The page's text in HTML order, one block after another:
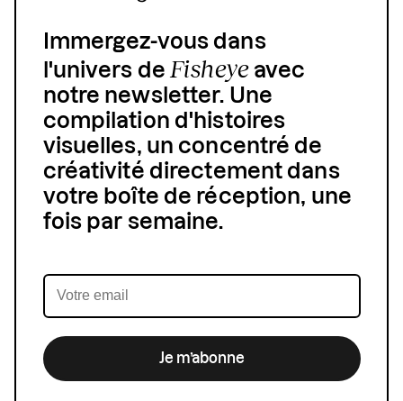
Immergez-vous dans
l'univers deFisheyeavec
notre newsletter. Une
compilation d'histoires
visuelles, un concentré de
créativité directement dans
votre boîte de réception, une
fois par semaine.
Je m’abonne